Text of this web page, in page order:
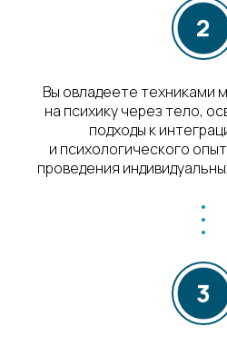
Вы овладеете техниками
на психику через тело,
подходы к
и психологического
проведения